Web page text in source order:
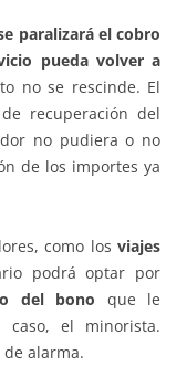
paralizará el cobro
pueda volver a
no se rescinde. El
recuperación del
no pudiera o no
de los importes ya
como los viajes
podrá optar por
del bono que le
el minorista.
alarma.